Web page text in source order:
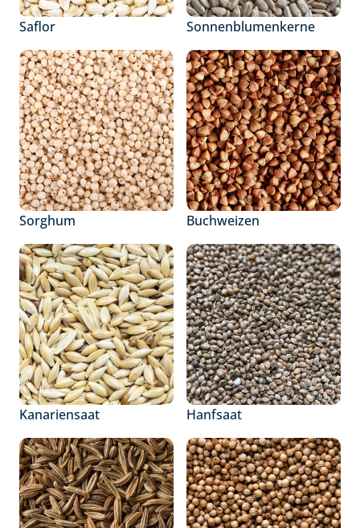
Saflor Sonnenblumenkerne
Sorghum Buchweizen
Kanariensaat Hanfsaat